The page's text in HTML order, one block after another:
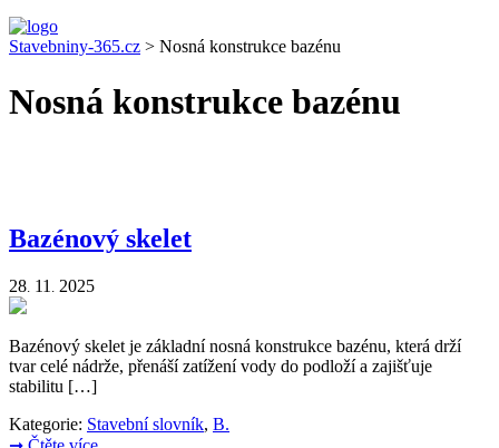
Stavebniny-365.cz > Nosná konstrukce bazénu
Nosná konstrukce bazénu
Bazénový skelet
28. 11 . 2025
Bazénový skelet je základní nosná konstrukce bazénu, která drží
tvar celé nádrže, přenáší zatížení vody do podloží a zajišťuje
stabilitu […]
Kategorie: Stavební slovník, B.